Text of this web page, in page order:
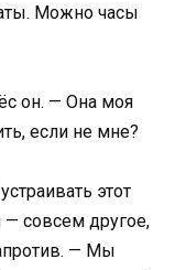
Можно часы
он. — Она моя
если не мне?
этот
— совсем другое,
— Мы